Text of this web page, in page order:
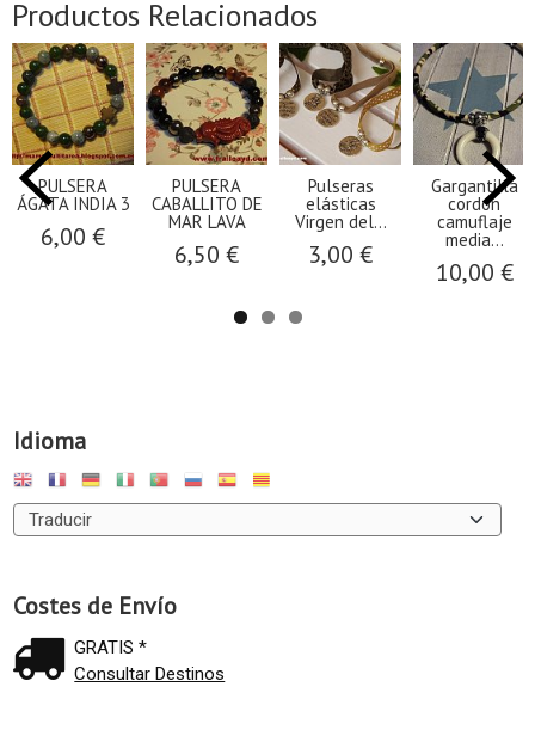
Idioma
Costes de Envío
GRATIS *
Consultar Destinos
Productos Relacionados
PULSERA
ÁGATA INDIA 3
6,00 €
PULSERA
CABALLITO DE
MAR LAVA
6,50 €
Pulseras
elásticas
Virgen del...
3,00 €
Gargantilla
cordón
camuflaje
media...
10,00 €